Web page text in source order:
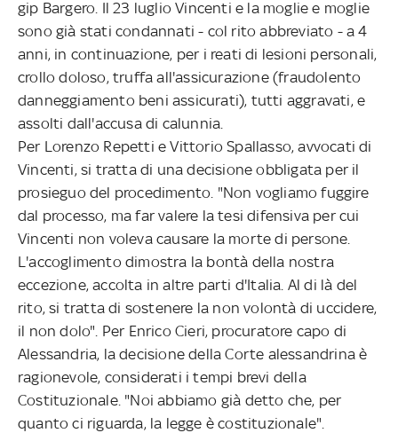
gip Bargero. Il 23 luglio Vincenti e la moglie e moglie
sono già stati condannati - col rito abbreviato - a 4
anni, in continuazione, per i reati di lesioni personali,
crollo doloso, truffa all'assicurazione (fraudolento
danneggiamento beni assicurati), tutti aggravati, e
assolti dall'accusa di calunnia.
Per Lorenzo Repetti e Vittorio Spallasso, avvocati di
Vincenti, si tratta di una decisione obbligata per il
prosieguo del procedimento. "Non vogliamo fuggire
dal processo, ma far valere la tesi difensiva per cui
Vincenti non voleva causare la morte di persone.
L'accoglimento dimostra la bontà della nostra
eccezione, accolta in altre parti d'Italia. Al di là del
rito, si tratta di sostenere la non volontà di uccidere,
il non dolo". Per Enrico Cieri, procuratore capo di
Alessandria, la decisione della Corte alessandrina è
ragionevole, considerati i tempi brevi della
Costituzionale. "Noi abbiamo già detto che, per
quanto ci riguarda, la legge è costituzionale".